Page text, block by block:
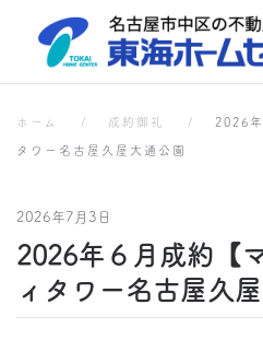
Skip to main content
ホーム 成約御礼 2026
タワー名古屋久屋大通公園
2026年7月3日
2026年６月成約【
ィタワー名古屋久